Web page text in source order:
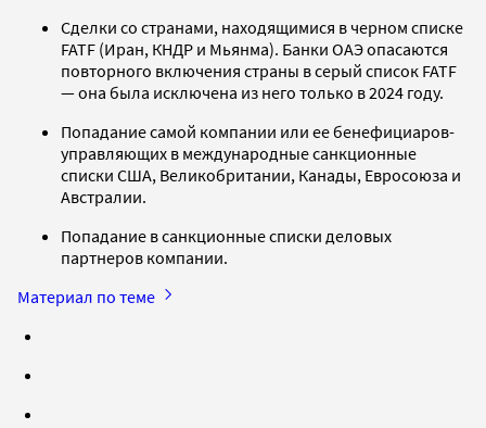
Сделки со странами, находящимися в черном списке
FATF (Иран, КНДР и Мьянма). Банки ОАЭ опасаются
повторного включения страны в серый список FATF
— она была исключена из него только в 2024 году.
Попадание самой компании или ее бенефициаров-
управляющих в международные санкционные
списки США, Великобритании, Канады, Евросоюза и
Австралии.
Попадание в санкционные списки деловых
партнеров компании.
Материал по теме